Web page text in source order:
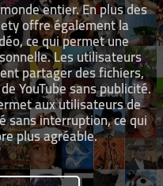
entier. En plus des
offre également la
ce qui permet une
Les utilisateurs
partager des fichiers,
YouTube sans publicité.
aux utilisateurs de
sans interruption, ce qui
plus agréable.